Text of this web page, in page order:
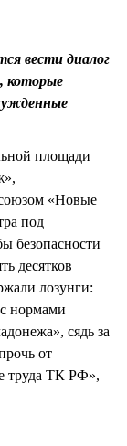
вести диалог
которые
площади
«Новые
под
безопасности
десятков
лозунги:
нормами
сядь за
от
труда ТК РФ»,